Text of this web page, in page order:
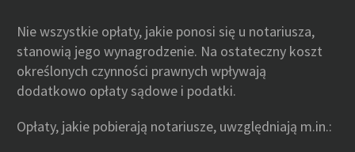
Nie wszystkie opłaty, jakie ponosi się u notariusza,
stanowią jego wynagrodzenie. Na ostateczny koszt
określonych czynności prawnych wpływają
dodatkowo opłaty sądowe i podatki.
Opłaty, jakie pobierają notariusze, uwzględniają m.in.: